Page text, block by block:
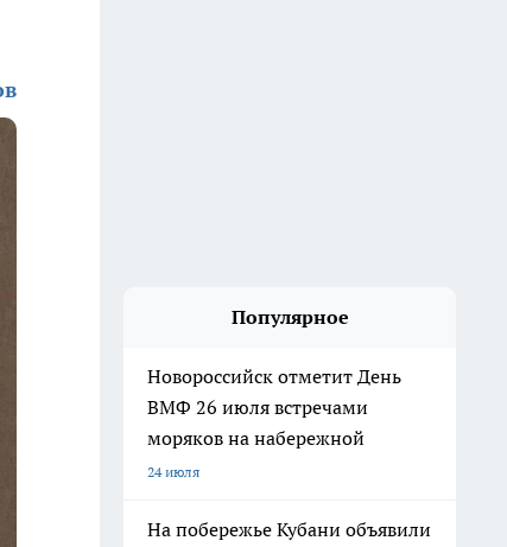
Популярное
Новороссийск отметит День
ВМФ 26 июля встречами
моряков на набережной
24 июля
На побережье Кубани объявили